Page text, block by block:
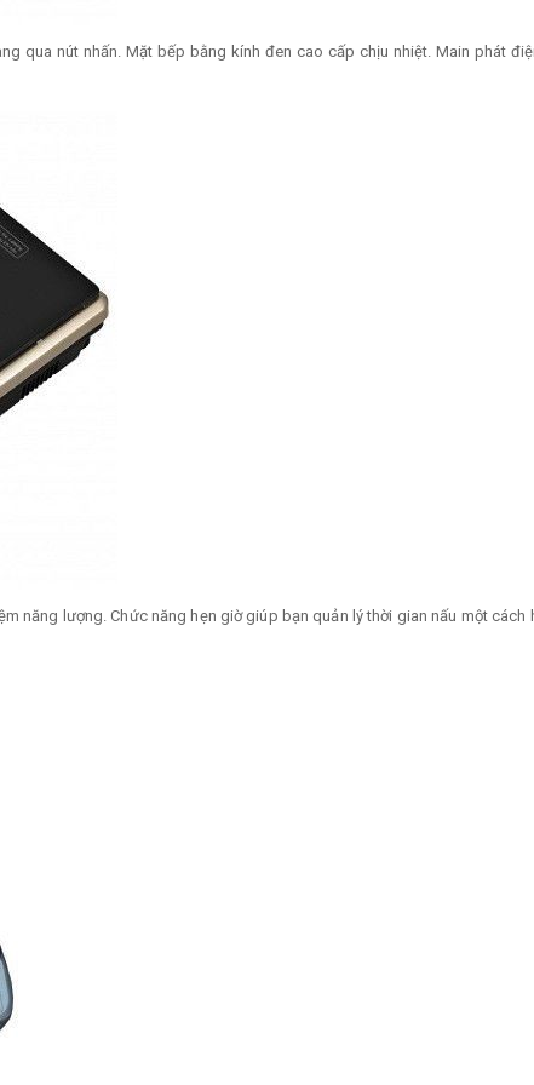
qua nút nhấn. Mặt bếp bằng kính đen cao cấp chịu nhiệt. Main phát
năng lượng. Chức năng hẹn giờ giúp bạn quản lý thời gian nấu một